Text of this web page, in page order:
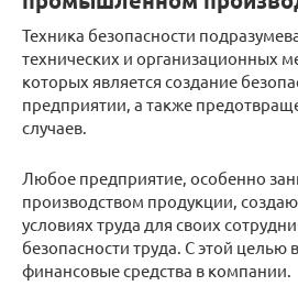
Техника безопасности
технических и организационных
которых является создание
предприятии, а также
случаев.
Любое предприятие, особенно
производством продукции,
условиях труда для своих
безопасности труда. С этой целью
финансовые средства в компании.